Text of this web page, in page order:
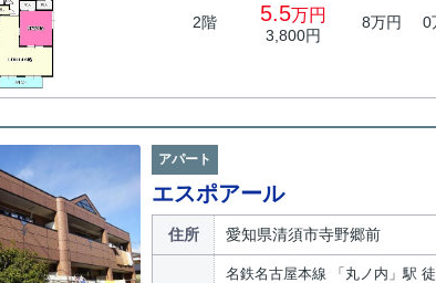
2階 5.5万円
3,800円
8万円 0
アパート
エスポアール
住所 愛知県清須市寺野郷前
名鉄名古屋本線 「丸ノ内」駅